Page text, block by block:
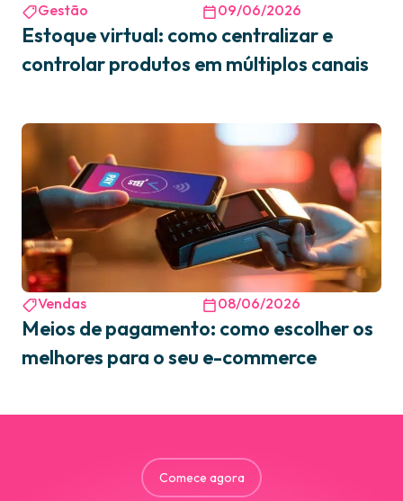
Gestão 09/06/2026
Estoque virtual: como centralizar e
controlar produtos em múltiplos canais
Vendas 08/06/2026
Meios de pagamento: como escolher os
melhores para o seu e-commerce
Comece agora